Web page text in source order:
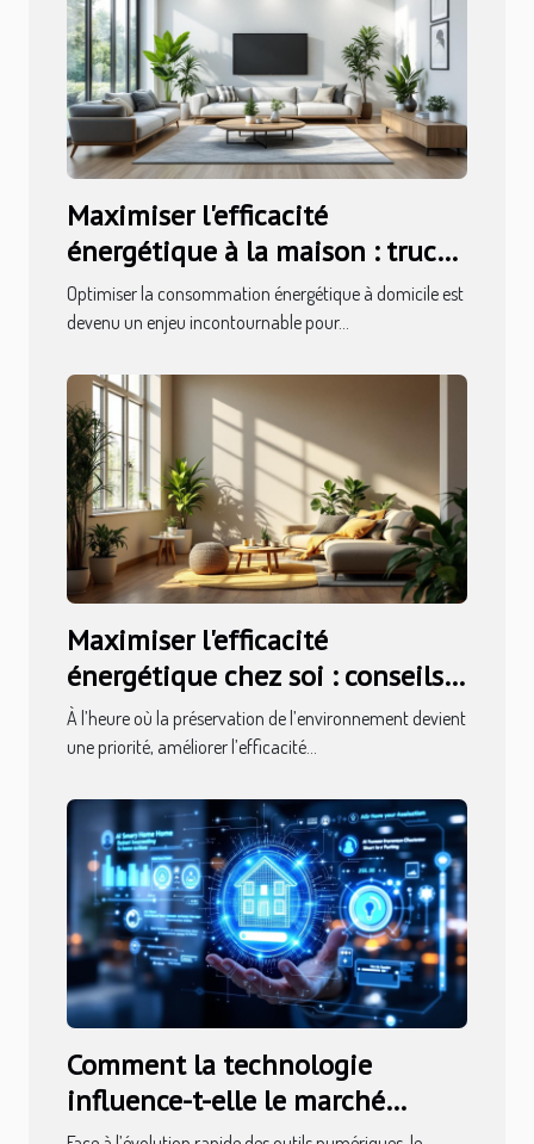
Maximiser l'efficacité
énergétique à la maison : trucs
et astuces
Optimiser la consommation énergétique à domicile est
devenu un enjeu incontournable pour...
Maximiser l'efficacité
énergétique chez soi : conseils
et bénéfices
À l’heure où la préservation de l’environnement devient
une priorité, améliorer l’efficacité...
Comment la technologie
influence-t-elle le marché